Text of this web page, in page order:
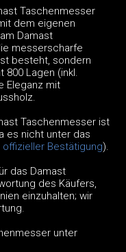
Taschenmesser
dem eigenen
Damast
messerscharfe
besteht, sondern
Lagen (inkl.
Eleganz mit
Taschenmesser ist
es nicht unter das
offizieller Bestätigung).
das Damast
des Käufers,
einzuhalten; wir
unter